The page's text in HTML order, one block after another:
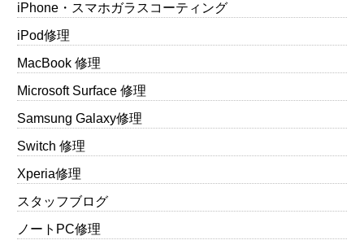
iPhone・スマホガラスコーティング
iPod修理
MacBook 修理
Microsoft Surface 修理
Samsung Galaxy修理
Switch 修理
Xperia修理
スタッフブログ
ノートPC修理